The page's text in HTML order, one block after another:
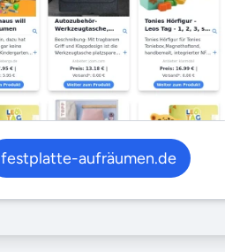
festplatte-aufräumen.de